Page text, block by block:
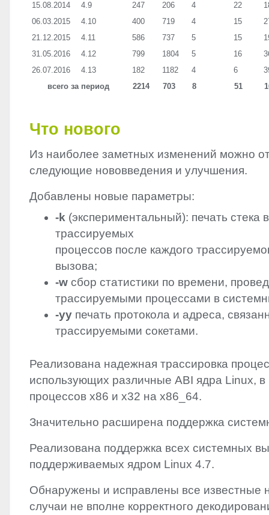
15.08.2014
4.9 247 206 4 22
06.03.2015
4.10 400 719 4 15
21.12.2015
4.11 586 737 5 15
31.05.2016
4.12 799 1804 5 16
26.07.2016
4.13 182 1182 4 6
всего за период
2214 703 8 51
Что нового
Из наиболее заметных изменений можно
следующие нововведения и улучшения.
Добавлены новые параметры:
-k (экспериментальный): печать стека
трассируемых
процессов после каждого
вызова;
-w сбор статистики по времени,
трассируемыми процессами в
-yy печать протокола и адреса,
трассируемыми сокетами.
Реализована надежная трассировка
использующих различные ABI ядра Linux, в
процессов x86 и x32 на x86_64.
Значительно расширена поддержка
Реализована поддержка всех системных
поддерживаемых ядром Linux 4.7.
Обнаружены и исправлены все известные
случаи не вполне корректного